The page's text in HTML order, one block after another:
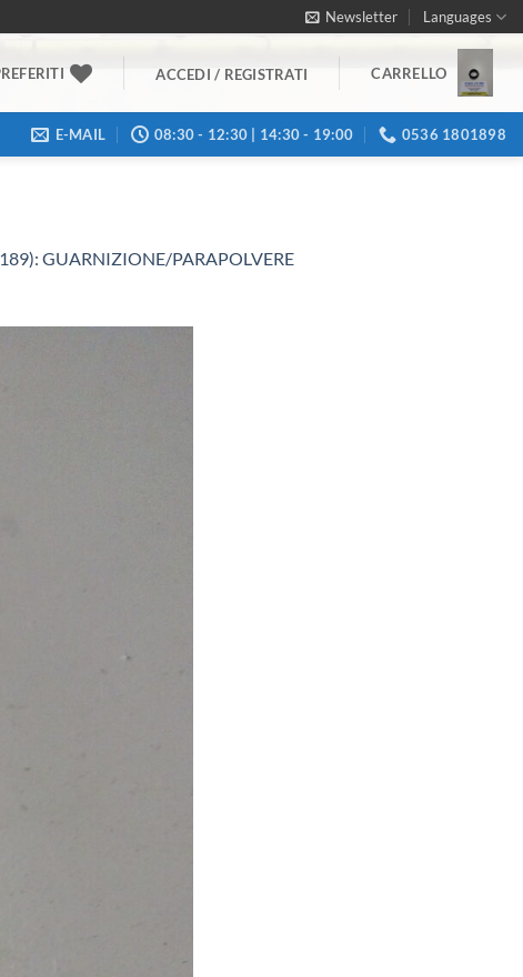
Newsletter Languages
ACCEDI / REGISTRATI CARRELLO
E-MAIL 08:30 - 12:30 | 14:30 - 19:00 0536 1801898
GUARNIZIONE/PARAPOLVERE